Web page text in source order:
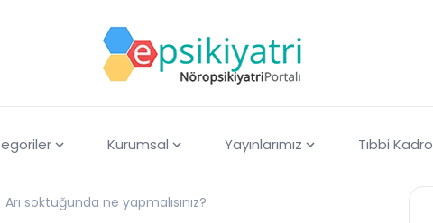
Kurumsal Yayınlarımız Tıbbi Kadro
Arı soktuğunda ne yapmalısınız?